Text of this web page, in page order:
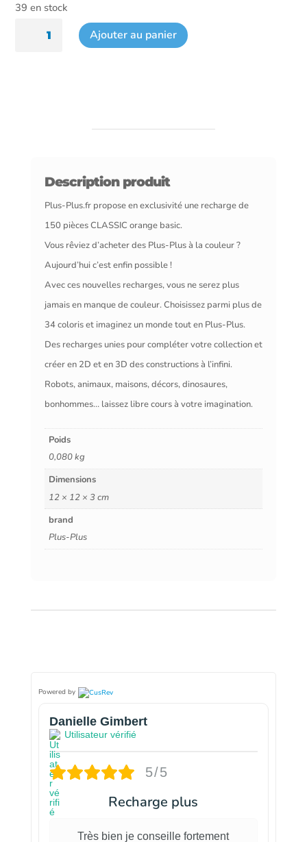
39 en stock
quantité
Ajouter au panier
Description produit
Plus-Plus.fr propose en exclusivité une recharge de
150 pièces CLASSIC orange basic.
Vous rêviez d’acheter des Plus-Plus à la couleur ?
Aujourd’hui c’est enfin possible !
Avec ces nouvelles recharges, vous ne serez plus
jamais en manque de couleur. Choisissez parmi plus de
34 coloris et imaginez un monde tout en Plus-Plus.
Des recharges unies pour compléter votre collection et
créer en 2D et en 3D des constructions à l’infini.
Robots, animaux, maisons, décors, dinosaures,
bonhommes… laissez libre cours à votre imagination.
Poids
0,080 kg
Dimensions
12 × 12 × 3 cm
brand
Plus-Plus
Powered by
Danielle Gimbert
Utilisateur vérifié
5/5
Recharge plus
Très bien je conseille fortement